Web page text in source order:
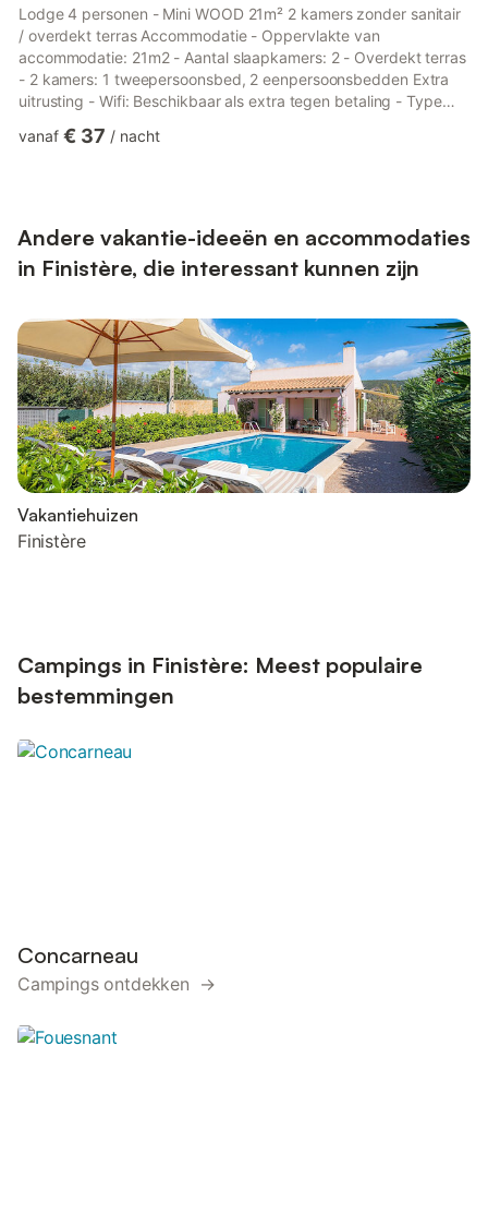
Lodge 4 personen - Mini WOOD 21m² 2 kamers zonder sanitair
/ overdekt terras Accommodatie - Oppervlakte van
accommodatie: 21m2 - Aantal slaapkamers: 2 - Overdekt terras
- 2 kamers: 1 tweepersoonsbed, 2 eenpersoonsbedden Extra
uitrusting - Wifi: Beschikbaar als extra tegen betaling - Type
en keukengerei - Elektrisch koffiezetapparaat - Geen douches
Huisdieren:...
vanaf € 37 / nacht
Andere vakantie-ideeën en accommodaties
in Finistère, die interessant kunnen zijn
Vakantiehuizen
Finistère
Campings in Finistère: Meest populaire
bestemmingen
Concarneau
Campings ontdekken →